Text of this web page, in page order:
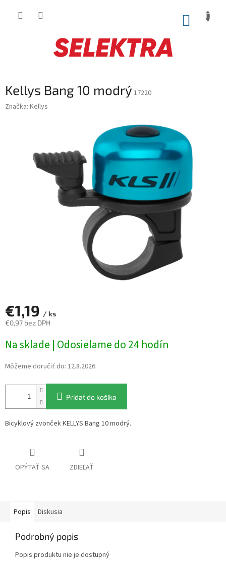
Kellys Bang 10 modrý 17220
Značka: Kellys
€1,19 / ks
€0,97 bez DPH
cena:
Na sklade | Odosielame do 24 hodín
Môžeme doručiť do: 12.8.2026
Pridať do košíka
Bicyklový zvonček KELLYS Bang 10 modrý.
OPÝTAŤ SA ZDIEĽAŤ
Popis Diskusia
Podrobný popis
Popis produktu nie je dostupný